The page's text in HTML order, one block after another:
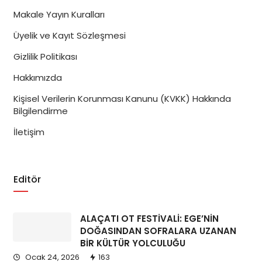
DETAYLI INCELE
-yapılan işler 2
isim soyisim
– yapılan işler 1
-yapılan işler 2
Makale Yayın Kuralları
Üyelik ve Kayıt Sözleşmesi
Gizlilik Politikası
Hakkımızda
Kişisel Verilerin Korunması Kanunu (KVKK) Hakkında
Bilgilendirme
İletişim
Editör
ALAÇATI OT FESTİVALİ: EGE’NİN
DOĞASINDAN SOFRALARA UZANAN
BİR KÜLTÜR YOLCULUĞU
Ocak 24, 2026 163